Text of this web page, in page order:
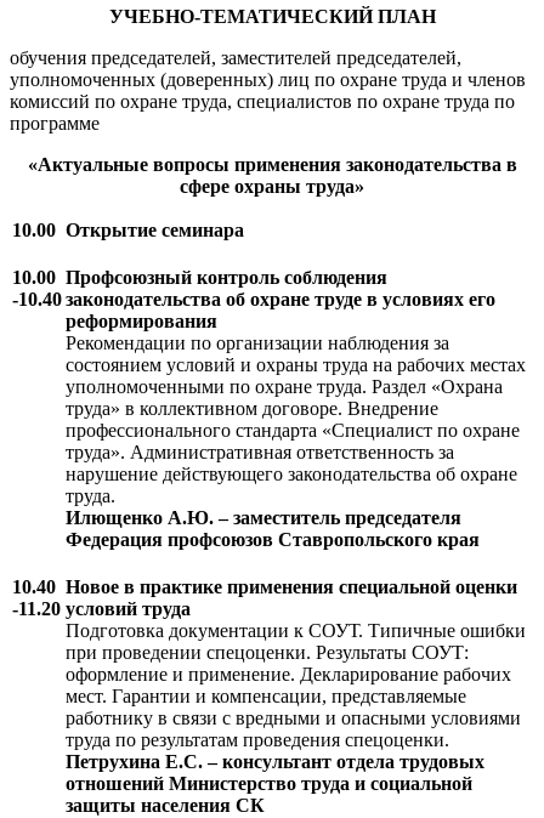
УЧЕБНО-ТЕМАТИЧЕСКИЙ ПЛАН
обучения председателей, заместителей председателей,
уполномоченных (доверенных) лиц по охране труда и членов
комиссий по охране труда, специалистов по охране труда по
программе
«Актуальные вопросы применения законодательства в
сфере охраны труда»
10.00 Открытие семинара
10.00
-10.40
Профсоюзный контроль соблюдения
законодательства об охране труде в условиях его
реформирования
Рекомендации по организации наблюдения за
состоянием условий и охраны труда на рабочих местах
уполномоченными по охране труда. Раздел «Охрана
труда» в коллективном договоре. Внедрение
профессионального стандарта «Специалист по охране
труда». Административная ответственность за
нарушение действующего законодательства об охране
труда.
Илющенко А.Ю. – заместитель председателя
Федерация профсоюзов Ставропольского края
10.40
-11.20
Новое в практике применения специальной оценки
условий труда
Подготовка документации к СОУТ. Типичные ошибки
при проведении спецоценки. Результаты СОУТ:
оформление и применение. Декларирование рабочих
мест. Гарантии и компенсации, представляемые
работнику в связи с вредными и опасными условиями
труда по результатам проведения спецоценки.
Петрухина Е.С. – консультант отдела трудовых
отношений Министерство труда и социальной
защиты населения СК